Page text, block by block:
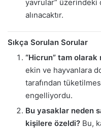
yavrular” üzerindeki
alınacaktır.
Sıkça Sorulan Sorular
“Hicrun” tam olarak
ekin ve hayvanlara
tarafından
engelliyordu.
Bu yasaklar neden
kişilere özeldi? Bu,